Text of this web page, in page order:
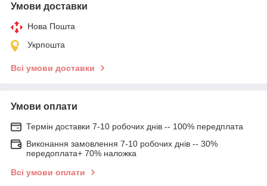
Умови доставки
Нова Пошта
Укрпошта
Всі умови доставки
Умови оплати
Термін доставки 7-10 робочих днів -- 100% передплата
Виконання замовлення 7-10 робочих днів -- 30%
передоплата+ 70% наложка
Всі умови оплати